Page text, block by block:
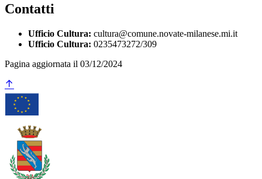
Contatti
Ufficio Cultura: cultura@comune.novate-milanese.mi.it
Ufficio Cultura: 0235473272/309
Pagina aggiornata il 03/12/2024